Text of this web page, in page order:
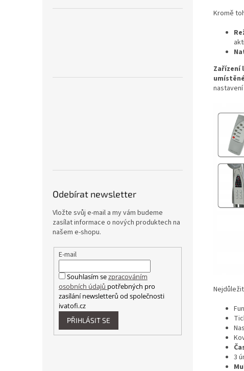
Odebírat newsletter
Vložte svůj e-mail a my vám budeme
zasílat informace o nových produktech na
našem e-shopu.
E-mail
Souhlasím sezpracováním
osobních údajů potřebných pro
zasílání newsletterů od společnosti
ivatofi.cz
PŘIHLÁSIT SE
Kromě
Zařízení
3